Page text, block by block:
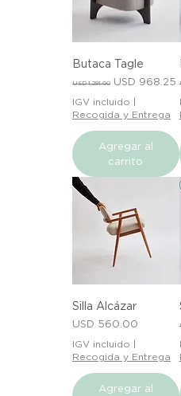
Butaca Tagle
Precio
USD 1,291.00 Precio de
USD 968.25
IGV incluido
Recogida y Entrega
Agregar al
carrito
Silla Alcázar
Precio
USD 560.00
IGV incluido |
Recogida y Entrega
Agregar al